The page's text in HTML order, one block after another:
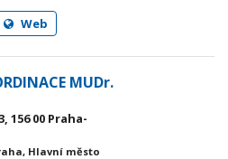
Web
MUDr.
156 00 Praha-
Hlavní město